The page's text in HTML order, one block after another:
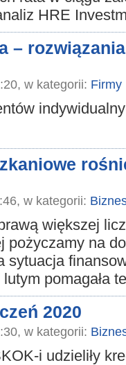
HRE
–
w kategorii: Firmy
w kategorii:
większej
pożyczamy na
sytuacja
pomagała
2020
w kategorii:
i udzieliły